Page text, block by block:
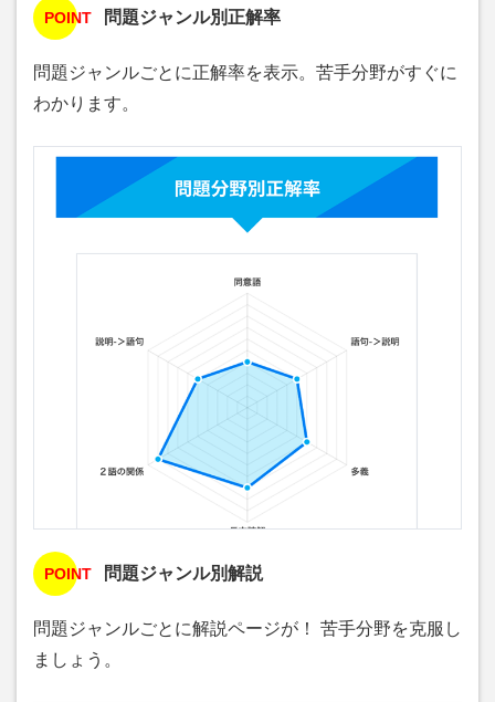
POINT 問題ジャンル別正解率
問題ジャンルごとに正解率を表示。苦手分野がすぐに
わかります。
POINT 問題ジャンル別解説
問題ジャンルごとに解説ページが！ 苦手分野を克服し
ましょう。